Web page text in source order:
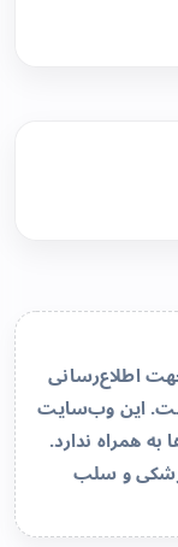
اطلاع‌رسانی
این وب‌سایت
همراه ندارد.
و سلب